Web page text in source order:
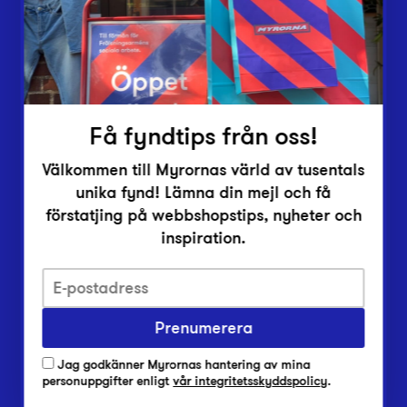
Inlämningsplatser
Om Myrorna
Lediga jobb
Pressrum
Integritetsskyddspolicy
Har du frågor om onlineköp, leverans eller retur?
Har du frågor om vår verksamhet?
Vanliga frågor om Myrorna
Få fyndtips från oss!
Välkommen till Myrornas värld av tusentals
unika fynd! Lämna din mejl och få
förstatjing på webbshopstips, nyheter och
inspiration.
Prenumerera
Jag godkänner Myrornas hantering av mina
personuppgifter enligtvår integritetsskyddspolicy.